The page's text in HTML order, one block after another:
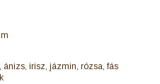
ánizs, irisz, jázmin, rózsa, fás